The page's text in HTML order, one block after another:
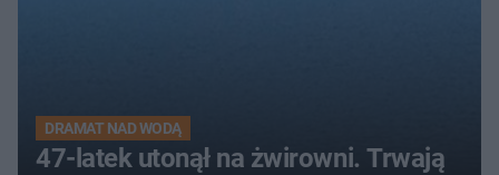
DRAMAT NAD WODĄ
47-latek utonął na żwirowni. Trwają